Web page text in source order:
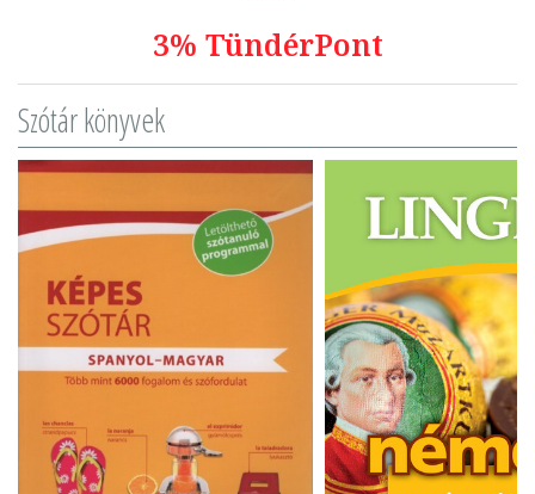
3% TündérPont
Szótár könyvek